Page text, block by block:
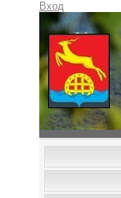
Вход